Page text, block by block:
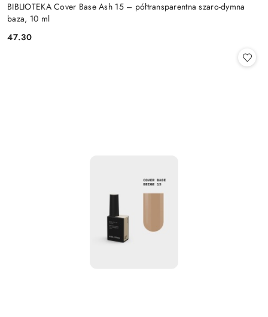
BIBLIOTEKA Cover Base Ash 15 – półtransparentna szaro-dymna
baza, 10 ml
Cena:
47.30